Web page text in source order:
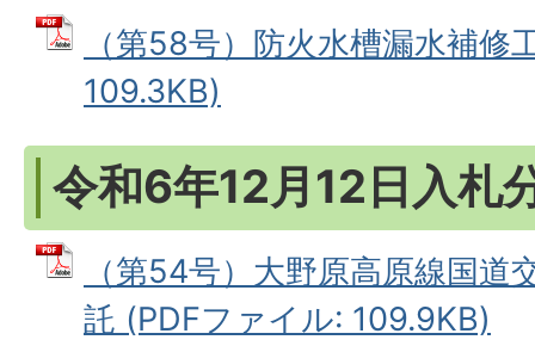
（第58号）防火水槽漏水補修
109.3KB)
令和6年12月12日入札
（第54号）大野原高原線国道
託 (PDFファイル: 109.9KB)